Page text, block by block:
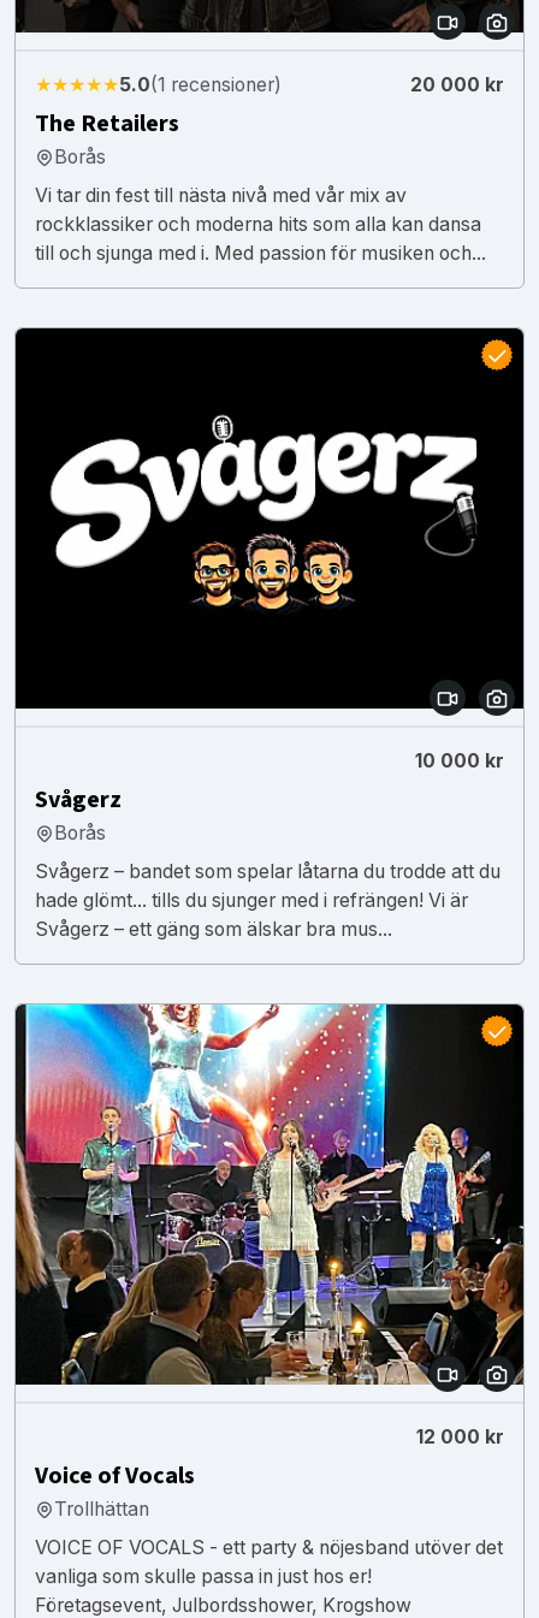
★★★★★5.0(1 recensioner) 20 000 kr
The Retailers
Borås
Vi tar din fest till nästa nivå med vår mix av
rockklassiker och moderna hits som alla kan dansa
till och sjunga med i. Med passion för musiken och...
10 000 kr
Svågerz
Borås
Svågerz – bandet som spelar låtarna du trodde att du
hade glömt... tills du sjunger med i refrängen! Vi är
Svågerz – ett gäng som älskar bra mus...
12 000 kr
Voice of Vocals
Trollhättan
VOICE OF VOCALS - ett party & nöjesband utöver det
vanliga som skulle passa in just hos er!
Företagsevent, Julbordsshower, Krogshow